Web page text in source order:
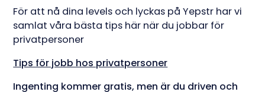
För att nå dina levels och lyckas på Yepstr har vi
samlat våra bästa tips här när du jobbar för
privatpersoner
Tips för jobb hos privatpersoner
Ingenting kommer gratis, men är du driven och